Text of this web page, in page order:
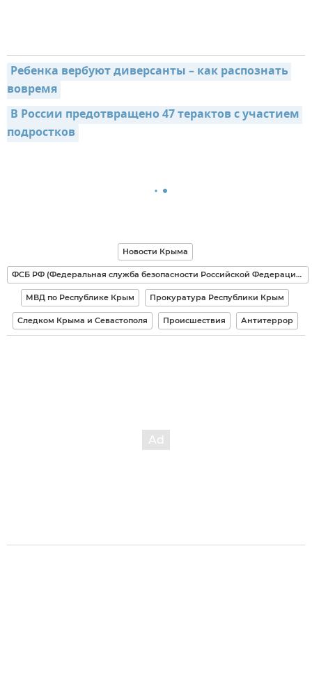
Ребенка вербуют диверсанты – как распознать
вовремя
В России предотвращено 47 терактов с участием
подростков
Новости Крыма
ФСБ РФ (Федеральная служба безопасности Российской Федерации)
МВД по Республике Крым Прокуратура Республики Крым
Следком Крыма и Севастополя Происшествия Антитеррор